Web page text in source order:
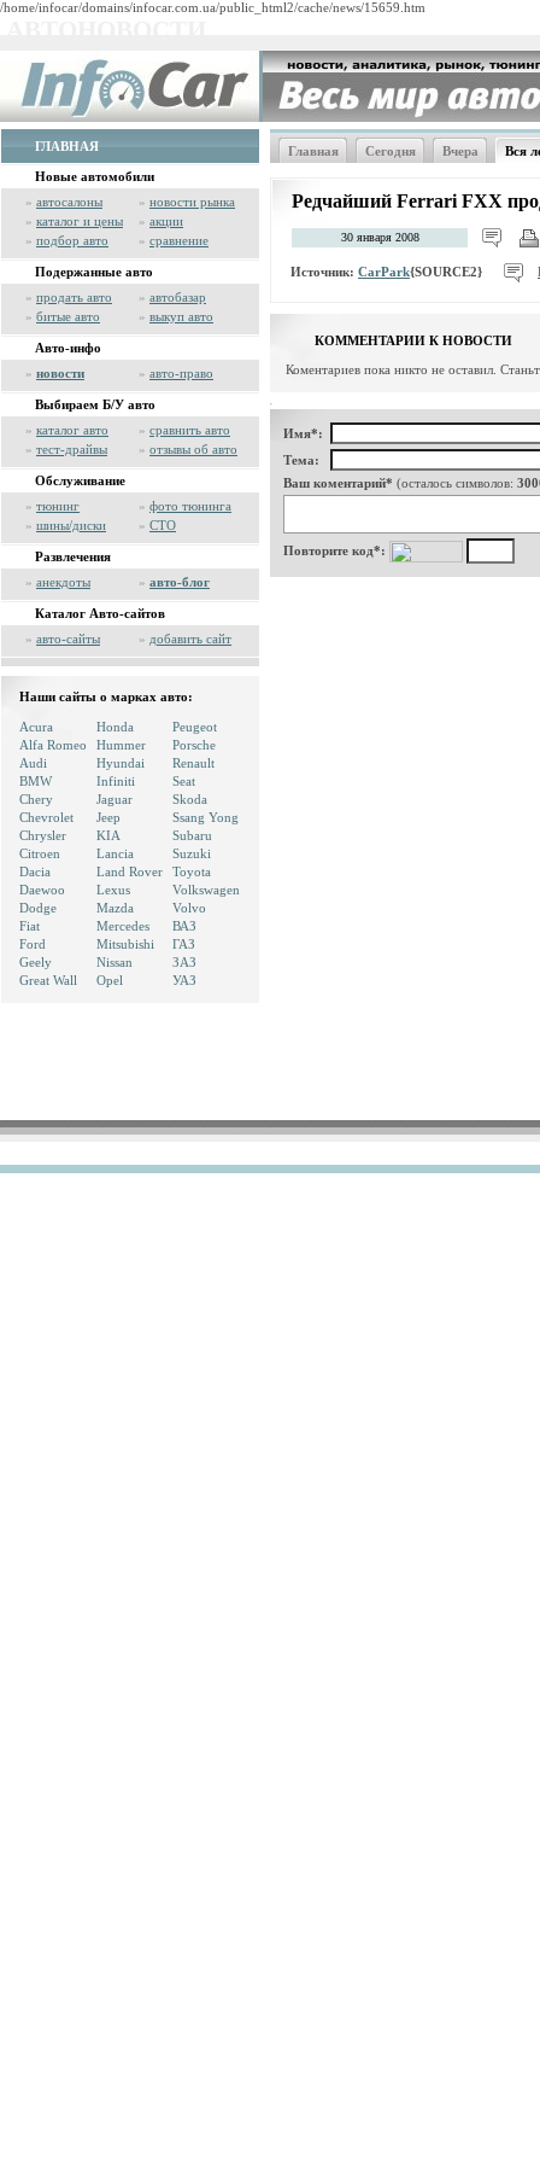
/home/infocar/domains/infocar.com.ua/public_html2/cache/news/15659.htm
ГЛАВНАЯ
Новые автомобили
» автосалоны » новости рынка
» каталог и цены » акции
» подбор авто » сравнение
Подержанные авто
» продать авто » автобазар
» битые авто » выкуп авто
Авто-инфо
» новости » авто-право
Выбираем Б/У авто
» каталог авто » сравнить авто
» тест-драйвы » отзывы об авто
Обслуживание
» тюнинг » фото тюнинга
» шины/диски » СТО
Развлечения
» анекдоты » авто-блог
Каталог Авто-сайтов
» авто-сайты » добавить сайт
Наши сайты о марках авто:
Acura
Alfa Romeo
Audi
BMW
Chery
Chevrolet
Chrysler
Citroen
Dacia
Daewoo
Dodge
Fiat
Ford
Geely
Great Wall
Honda
Hummer
Hyundai
Infiniti
Jaguar
Jeep
KIA
Lancia
Land Rover
Lexus
Mazda
Mercedes
Mitsubishi
Nissan
Opel
Peugeot
Porsche
Renault
Seat
Skoda
Ssang Yong
Subaru
Suzuki
Toyota
Volkswagen
Volvo
ВАЗ
ГАЗ
ЗАЗ
УАЗ
Главная Сегодня Вчера Вся
Редчайший Ferrari FXX
30 января 2008
Источник: CarPark{SOURCE2}
КОММЕНТАРИИ К НОВОСТИ
Коментариев пока никто не оставил.
Имя*:
Тема:
Ваш коментарий* (осталось символов:
Повторите код*: